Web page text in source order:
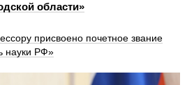
области»
присвоено почетное звание
науки РФ»